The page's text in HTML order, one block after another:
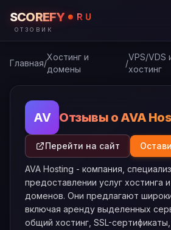
SCOREFY RU
ОТЗОВИК
Главная/
Хостинг и
домены
/
VPS/VDS
хостинг
AV Отзывы о AVA
Перейти на сайт
AVA Hosting - компания,
предоставлении услуг хостинга
доменов. Они предлагают
включая аренду выделенных
общий хостинг, SSL-